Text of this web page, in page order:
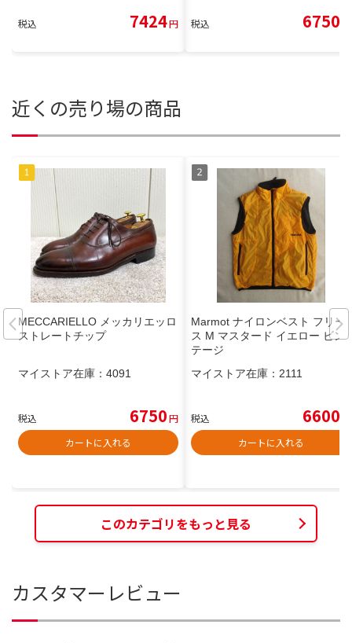
税込 7424円 税込 6750
近くの売り場の商品
MECCARIELLO メッカリエッロ
ストレートチップ
マイストア在庫： 4091
税込 6750円
カートに入れる
Marmot ナイロンベスト フリー
ス M マスタード イエロー ビン
テージ
マイストア在庫： 2111
税込 6600
カートに入れる
このカテゴリをもっと見る
カスタマーレビュー